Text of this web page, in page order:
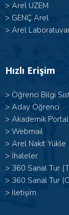
> Arel UZEM
> GENÇ Arel
> Arel
Hızlı Erişim
> Öğrenci Bilgi
> Aday Öğrenci
> Akademik Portal
> Webmail
> Arel Nakit Yükle
> İhaleler
> 360 Sanal Tur
> 360 Sanal Tur
> İletişim